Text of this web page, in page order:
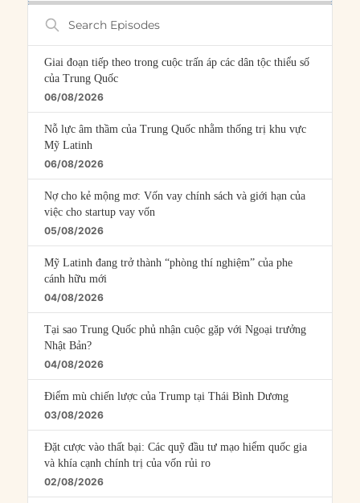
Search
Episodes
Giai đoạn tiếp theo trong cuộc trấn áp các dân tộc thiểu số
của Trung Quốc
06/08/2026
Nỗ lực âm thầm của Trung Quốc nhằm thống trị khu vực
Mỹ Latinh
06/08/2026
Nợ cho kẻ mộng mơ: Vốn vay chính sách và giới hạn của
việc cho startup vay vốn
05/08/2026
Mỹ Latinh đang trở thành “phòng thí nghiệm” của phe
cánh hữu mới
04/08/2026
Tại sao Trung Quốc phủ nhận cuộc gặp với Ngoại trưởng
Nhật Bản?
04/08/2026
Điểm mù chiến lược của Trump tại Thái Bình Dương
03/08/2026
Đặt cược vào thất bại: Các quỹ đầu tư mạo hiểm quốc gia
và khía cạnh chính trị của vốn rủi ro
02/08/2026